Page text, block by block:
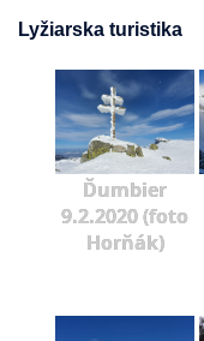
Lyžiarska turistika
Ďumbier
9.2.2020 (foto
Horňák)